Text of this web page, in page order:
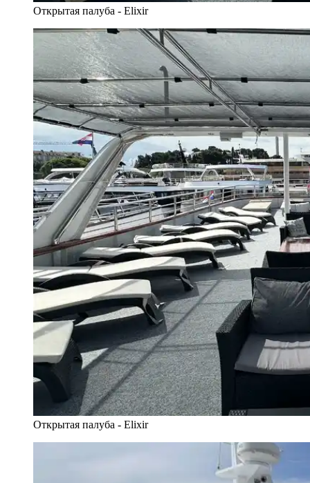
Открытая палуба - Elixir
Открытая палуба - Elixir